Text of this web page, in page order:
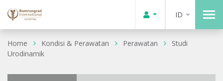
ID
Home Kondisi & Perawatan Perawatan
Studi
Urodinamik